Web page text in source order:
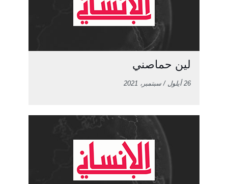
لين حماصني
26 أيلول / سبتمبر، 2021